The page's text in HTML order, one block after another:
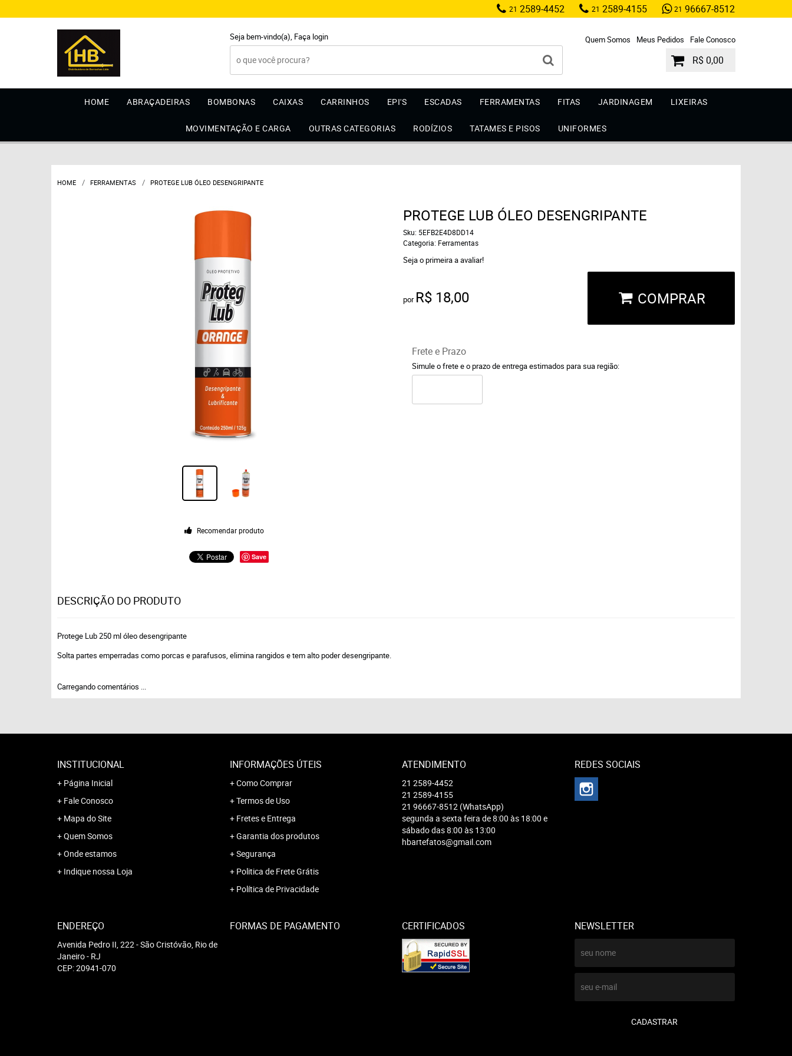
21 2589-4452 21 2589-4155 21 96667-8512
Seja bem-vindo(a), Faça login Quem Somos Meus Pedidos Fale Conosco
R$ 0,00
HOME ABRAÇADEIRAS BOMBONAS CAIXAS CARRINHOS EPI'S ESCADAS FERRAMENTAS FITAS JARDINAGEM LIXEIRAS
MOVIMENTAÇÃO E CARGA OUTRAS CATEGORIAS RODÍZIOS TATAMES E PISOS UNIFORMES
HOME FERRAMENTAS PROTEGE LUB ÓLEO DESENGRIPANTE
Recomendar produto
Save
PROTEGE LUB ÓLEO DESENGRIPANTE
Sku: 5EFB2E4D8DD14
Categoria: Ferramentas
Seja o primeira a avaliar!
por R$ 18,00 COMPRAR
Frete e Prazo
Simule o frete e o prazo de entrega estimados para sua região:
DESCRIÇÃO DO PRODUTO
Protege Lub 250 ml óleo desengripante
Solta partes emperradas como porcas e parafusos, elimina rangidos e tem alto poder desengripante.
Carregando comentários ...
INSTITUCIONAL
Página Inicial
Fale Conosco
Mapa do Site
Quem Somos
Onde estamos
Indique nossa Loja
INFORMAÇÕES ÚTEIS
Como Comprar
Termos de Uso
Fretes e Entrega
Garantia dos produtos
Segurança
Politica de Frete Grátis
Política de Privacidade
ATENDIMENTO
21 2589-4452
21 2589-4155
21 96667-8512 (WhatsApp)
segunda a sexta feira de 8:00 às 18:00 e
sábado das 8:00 às 13:00
hbartefatos@gmail.com
REDES SOCIAIS
ENDEREÇO
Avenida Pedro II, 222-São Cristóvão, Rio de
Janeiro- RJ
CEP: 20941-070
FORMAS DE PAGAMENTO CERTIFICADOS NEWSLETTER
CADASTRAR